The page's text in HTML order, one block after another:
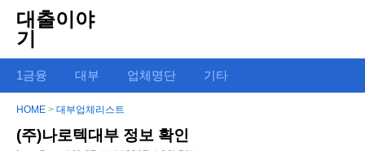
대출이야
기
1금융 대부 업체명단 기타
HOME > 대부업체리스트
(주)나로텍대부 정보 확인